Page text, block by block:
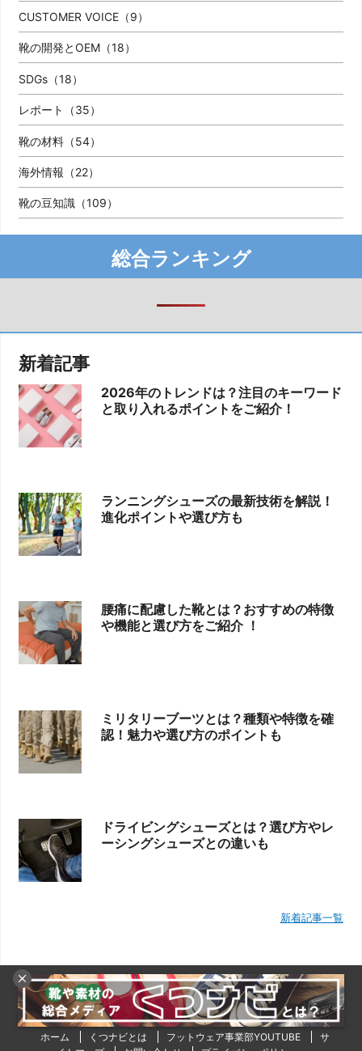
総合ランキング
新着記事
2026年のトレンドは？注目のキーワード
と取り入れるポイントをご紹介！
ランニングシューズの最新技術を解説！
進化ポイントや選び方も
腰痛に配慮した靴とは？おすすめの特徴
や機能と選び方をご紹介 ！
ミリタリーブーツとは？種類や特徴を確
認！魅力や選び方のポイントも
ドライビングシューズとは？選び方やレ
ーシングシューズとの違いも
新着記事一覧
CUSTOMER VOICE（9）
靴の開発とOEM（18）
SDGs（18）
レポート（35）
靴の材料（54）
海外情報（22）
靴の豆知識（109）
ホーム くつナビとは フットウェア事業部YOUTUBE
サ